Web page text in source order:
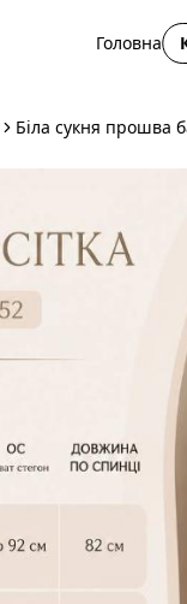
Головна
Біла сукня прошва